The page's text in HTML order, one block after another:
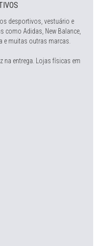
desportivos, vestuário e
como Adidas, New Balance,
e muitas outras marcas.
na entrega. Lojas físicas em